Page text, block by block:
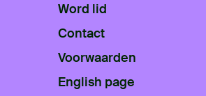
Word lid
Contact
Voorwaarden
English page